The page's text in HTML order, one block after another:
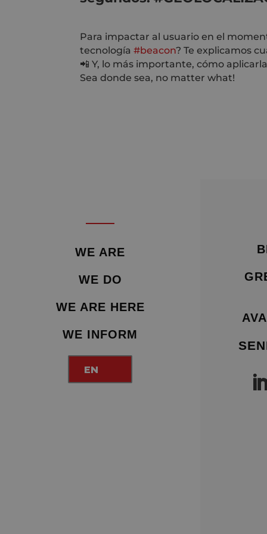
Para impactar al usuario en el
tecnología#beacon? Te explicamos
📲 Y, lo más importante, cómo
Sea donde sea, no matter what!
WE ARE
WE DO
WE ARE HERE
WE INFORM
EN